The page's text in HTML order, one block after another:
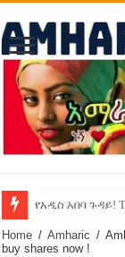
የኢዜማው መሪ
የአዲስ አበባ ጉዳይ!
Home / Amharic /
buy shares now !